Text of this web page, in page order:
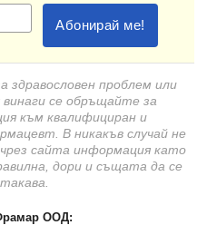
здравословен проблем или
се обръщайте за
към квалифициран и
В никакъв случай не
сайта информация като
дори и същата да се
ООД: